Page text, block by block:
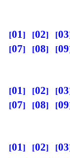
01 02 03
07
08 09
01 02 03
07
08 09
01 02 03